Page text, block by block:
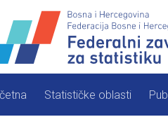
Statističke oblasti